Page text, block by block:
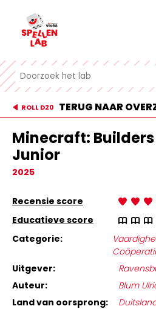
ROLL D20 TERUG NAAR
Minecraft:
Junior
2025
Recensie score
Educatieve score
Categorie:
Uitgever:
Auteur:
Blum
Land van oorsprong: